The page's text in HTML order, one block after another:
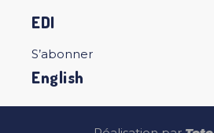
EDI
S’abonner
English